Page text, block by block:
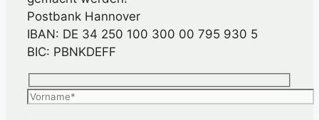
Postbank Hannover
IBAN: DE 34 250 100 300 00 795 930 5
BIC: PBNKDEFF